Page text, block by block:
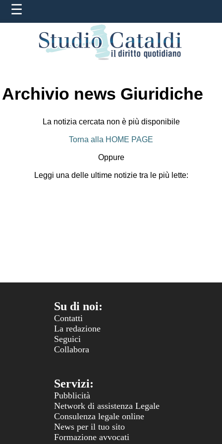
Archivio news Giuridiche
La notizia cercata non è più disponibile
Torna alla HOME PAGE
Oppure
Leggi una delle ultime notizie tra le più lette:
Su di noi:
Contatti
La redazione
Seguici
Collabora
Servizi:
Pubblicità
Network di assistenza Legale
Consulenza legale online
News per il tuo sito
Formazione avvocati